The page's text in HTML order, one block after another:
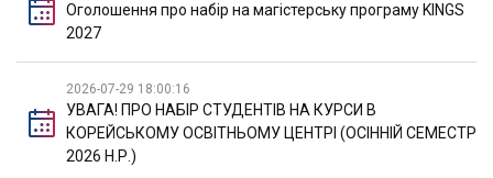
Оголошення про набір на магістерську програму KINGS
2027
2026-07-29 18:00:16
УВАГА! ПРО НАБІР СТУДЕНТІВ НА КУРСИ В
КОРЕЙСЬКОМУ ОСВІТНЬОМУ ЦЕНТРІ (ОСІННІЙ СЕМЕСТР
2026 Н.Р.)